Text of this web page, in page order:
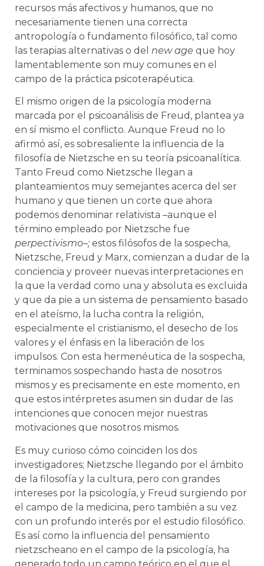
recursos más afectivos y humanos, que no
necesariamente tienen una correcta
antropología o fundamento filosófico, tal como
las terapias alternativas o del new age que hoy
lamentablemente son muy comunes en el
campo de la práctica psicoterapéutica.
El mismo origen de la psicología moderna
marcada por el psicoanálisis de Freud, plantea ya
en sí mismo el conflicto. Aunque Freud no lo
afirmó así, es sobresaliente la influencia de la
filosofía de Nietzsche en su teoría psicoanalítica.
Tanto Freud como Nietzsche llegan a
planteamientos muy semejantes acerca del ser
humano y que tienen un corte que ahora
podemos denominar relativista –aunque el
término empleado por Nietzsche fue
perpectivismo–; estos filósofos de la sospecha,
Nietzsche, Freud y Marx, comienzan a dudar de la
conciencia y proveer nuevas interpretaciones en
la que la verdad como una y absoluta es excluida
y que da pie a un sistema de pensamiento basado
en el ateísmo, la lucha contra la religión,
especialmente el cristianismo, el desecho de los
valores y el énfasis en la liberación de los
impulsos. Con esta hermenéutica de la sospecha,
terminamos sospechando hasta de nosotros
mismos y es precisamente en este momento, en
que estos intérpretes asumen sin dudar de las
intenciones que conocen mejor nuestras
motivaciones que nosotros mismos.
Es muy curioso cómo coinciden los dos
investigadores; Nietzsche llegando por el ámbito
de la filosofía y la cultura, pero con grandes
intereses por la psicología, y Freud surgiendo por
el campo de la medicina, pero también a su vez
con un profundo interés por el estudio filosófico.
Es así como la influencia del pensamiento
nietzscheano en el campo de la psicología, ha
generado todo un campo teórico en el que el